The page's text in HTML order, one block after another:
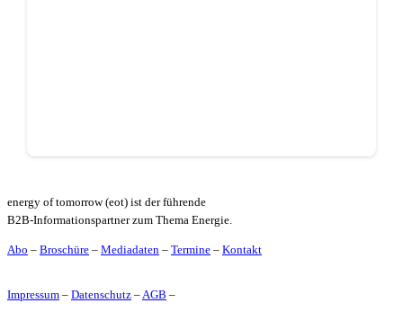
energy of tomorrow (eot) ist der führende
B2B-Informationspartner zum Thema Energie.
Abo – Broschüre – Mediadaten – Termine – Kontakt
Impressum – Datenschutz –AGB –